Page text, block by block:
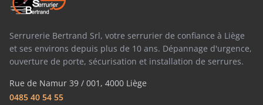
Serrurerie Bertrand Srl, votre serrurier de confiance à Liège
et ses environs depuis plus de 10 ans. Dépannage d'urgence,
ouverture de porte, sécurisation et installation de serrures.
Rue de Namur 39 / 001, 4000 Liège
0485 40 54 55